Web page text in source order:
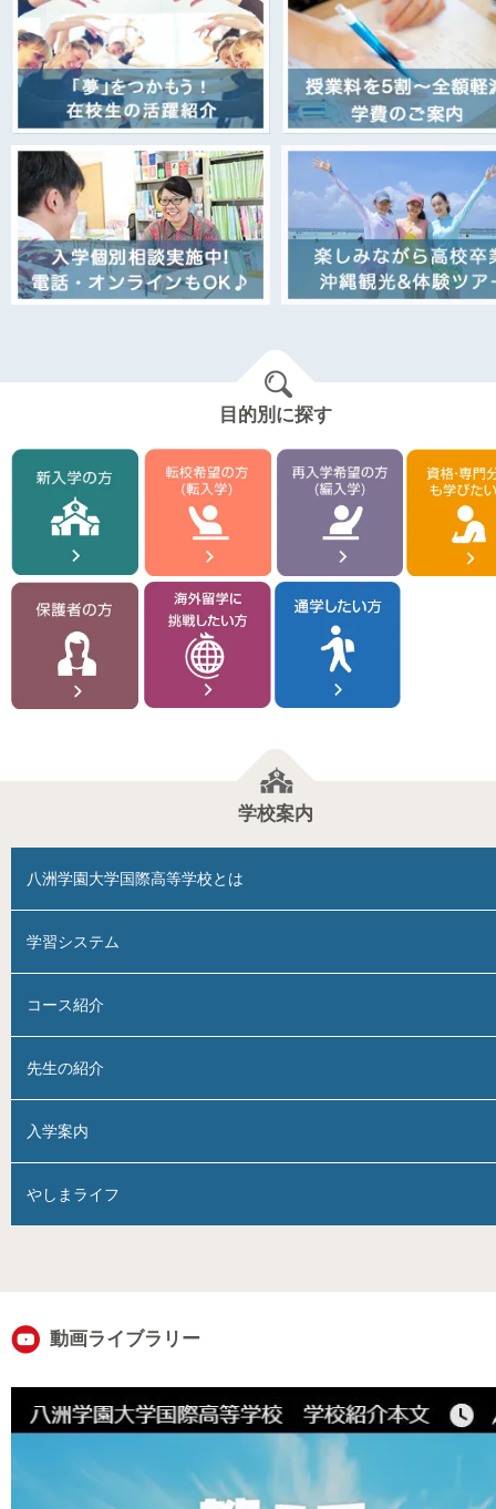
目的別に探す
学校案内
八洲学園大学国際高等学校とは
学習システム
コース紹介
先生の紹介
入学案内
やしまライフ
動画ライブラリー